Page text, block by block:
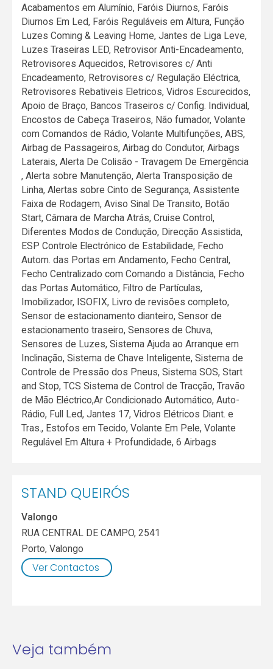
Acabamentos em Alumínio, Faróis Diurnos, Faróis
Diurnos Em Led, Faróis Reguláveis em Altura, Função
Luzes Coming & Leaving Home, Jantes de Liga Leve,
Luzes Traseiras LED, Retrovisor Anti-Encadeamento,
Retrovisores Aquecidos, Retrovisores c/ Anti
Encadeamento, Retrovisores c/ Regulação Eléctrica,
Retrovisores Rebativeis Eletricos, Vidros Escurecidos,
Apoio de Braço, Bancos Traseiros c/ Config. Individual,
Encostos de Cabeça Traseiros, Não fumador, Volante
com Comandos de Rádio, Volante Multifunções, ABS,
Airbag de Passageiros, Airbag do Condutor, Airbags
Laterais, Alerta De Colisão - Travagem De Emergência
, Alerta sobre Manutenção, Alerta Transposição de
Linha, Alertas sobre Cinto de Segurança, Assistente
Faixa de Rodagem, Aviso Sinal De Transito, Botão
Start, Câmara de Marcha Atrás, Cruise Control,
Diferentes Modos de Condução, Direcção Assistida,
ESP Controle Electrónico de Estabilidade, Fecho
Autom. das Portas em Andamento, Fecho Central,
Fecho Centralizado com Comando a Distância, Fecho
das Portas Automático, Filtro de Partículas,
Imobilizador, ISOFIX, Livro de revisões completo,
Sensor de estacionamento dianteiro, Sensor de
estacionamento traseiro, Sensores de Chuva,
Sensores de Luzes, Sistema Ajuda ao Arranque em
Inclinação, Sistema de Chave Inteligente, Sistema de
Controle de Pressão dos Pneus, Sistema SOS, Start
and Stop, TCS Sistema de Control de Tracção, Travão
de Mão Eléctrico,Ar Condicionado Automático, Auto-
Rádio, Full Led, Jantes 17, Vidros Elétricos Diant. e
Tras., Estofos em Tecido, Volante Em Pele, Volante
Regulável Em Altura + Profundidade, 6 Airbags
STAND QUEIRÓS
Valongo
RUA CENTRAL DE CAMPO, 2541
Porto,Valongo
Ver Contactos
Veja também